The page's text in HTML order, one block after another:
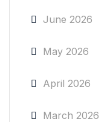
June 2026
May 2026
April 2026
March 2026